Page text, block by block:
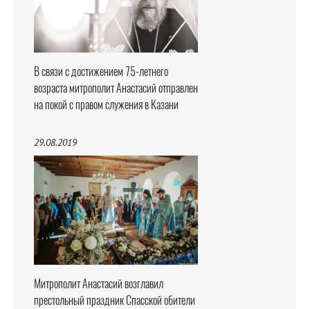
В связи с достижением 75-летнего
возраста митрополит Анастасий отправлен
на покой с правом служения в Казани
29.08.2019
Митрополит Анастасий возглавил
престольный праздник Спасской обители